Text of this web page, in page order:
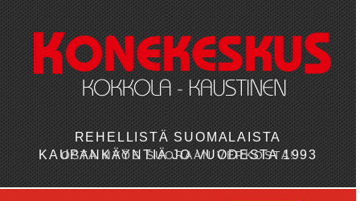
REHELLISTÄ SUOMALAISTA
KAUPANKÄYNTIÄ JO VUODESTA 1993
OSTA MYÖS SUORAAN VERKOSTA!